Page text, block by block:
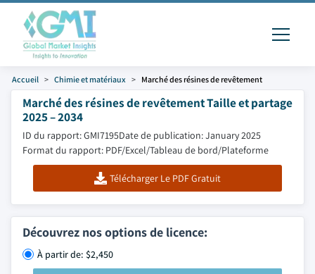
Accueil Chimie et matériaux Marché des résines de revêtement
Marché des résines de revêtement Taille et partage
2025 – 2034
ID du rapport: GMI7195Date de publication: January 2025
Format du rapport: PDF/Excel/Tableau de bord/Plateforme
Télécharger Le PDF Gratuit
Découvrez nos options de licence:
À partir de: $2,450